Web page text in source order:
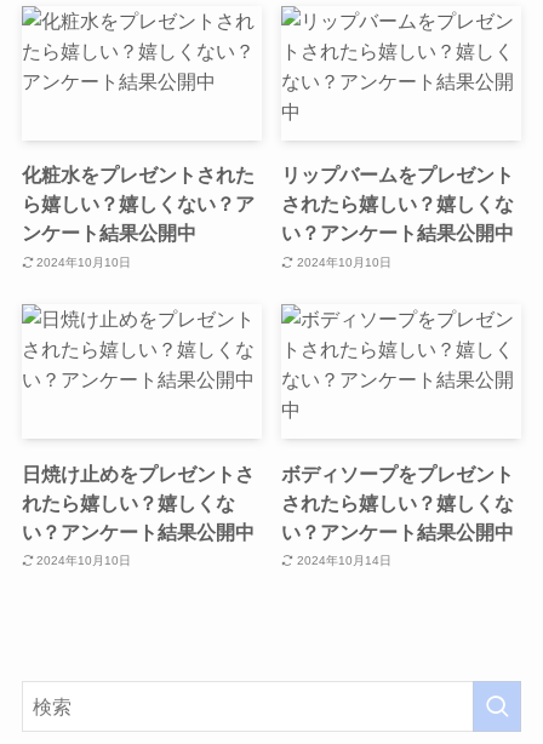
化粧水をプレゼントされた
ら嬉しい？嬉しくない？ア
ンケート結果公開中
2024年10月10日
リップバームをプレゼント
されたら嬉しい？嬉しくな
い？アンケート結果公開中
2024年10月10日
日焼け止めをプレゼントさ
れたら嬉しい？嬉しくな
い？アンケート結果公開中
2024年10月10日
ボディソープをプレゼント
されたら嬉しい？嬉しくな
い？アンケート結果公開中
2024年10月14日